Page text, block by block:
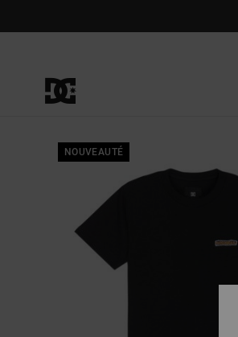
NOUVEAUTÉ